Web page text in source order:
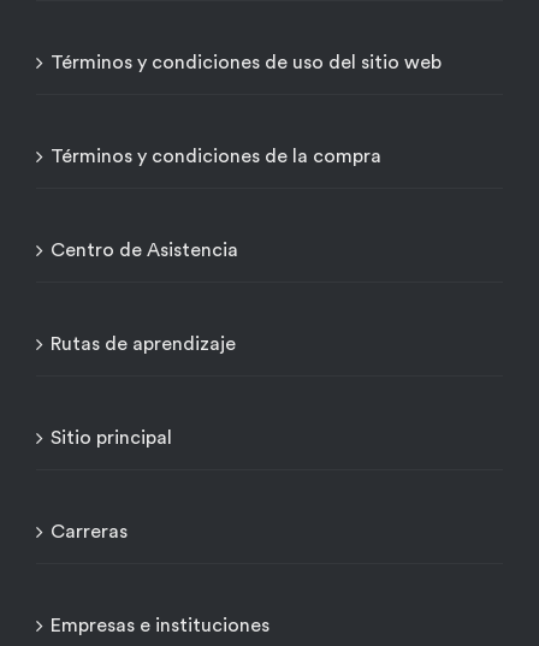
Términos y condiciones de uso del sitio web
Términos y condiciones de la compra
Centro de Asistencia
Rutas de aprendizaje
Sitio principal
Carreras
Empresas e instituciones